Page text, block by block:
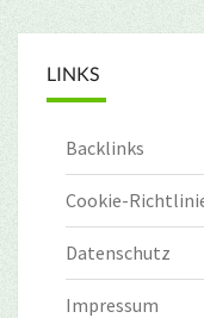
LINKS
Backlinks
Cookie-
Datenschutz
Impressum